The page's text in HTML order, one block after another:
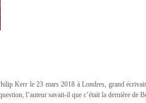
Kerr le 23 mars 2018 à Londres, grand
l’auteur savait-il que c’était la dernière de